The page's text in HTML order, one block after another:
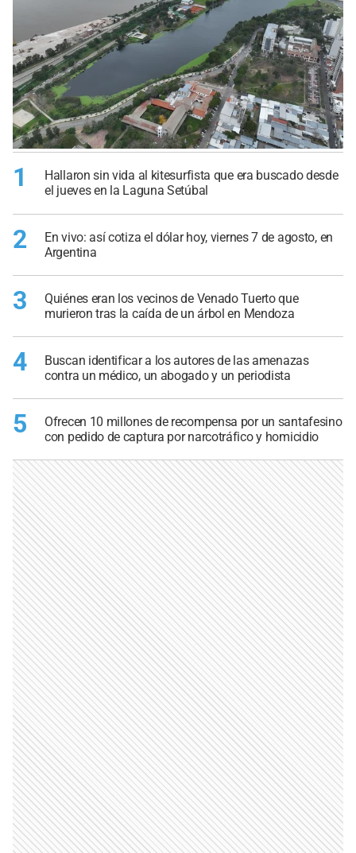
1
Hallaron sin vida al kitesurfista que era buscado desde
el jueves en la Laguna Setúbal
2
En vivo: así cotiza el dólar hoy, viernes 7 de agosto, en
Argentina
3
Quiénes eran los vecinos de Venado Tuerto que
murieron tras la caída de un árbol en Mendoza
4
Buscan identificar a los autores de las amenazas
contra un médico, un abogado y un periodista
5
Ofrecen 10 millones de recompensa por un santafesino
con pedido de captura por narcotráfico y homicidio